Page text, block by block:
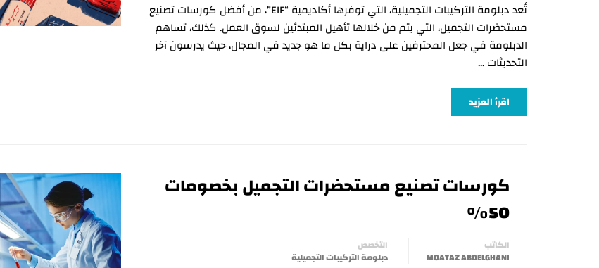
تُعد دبلومة التركيبات التجميلية، التي توفرها أكاديمية “EIF”، من أفضل كورسات تصنيع
مستحضرات التجميل، التي يتم من خلالها تأهيل المبتدئين لسوق العمل. كذلك، تساهم
الدبلومة في جعل المحترفين على دراية بكل ما هو جديد في المجال، حيث يدرسون آخر
التحديثات …
اقرأ المزيد
كورسات تصنيع مستحضرات التجميل بخصومات
50%
الكاتب
MOATAZ ABDELGHANI
التخصص
دبلومة التركيبات التجميلية